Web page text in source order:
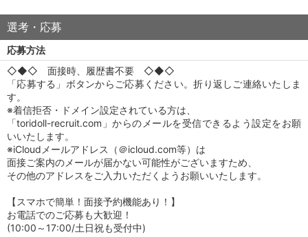
選考・応募
応募方法
◇◆◇ 面接時、履歴書不要 ◇◆◇
「応募する」ボタンからご応募ください。折り返しご連絡いたしま
す。
※着信拒否・ドメイン設定されている方は、
「toridoll-recruit.com」からのメールを受信できるよう設定をお願
いいたします。
※iCloudメールアドレス（＠icloud.com等）は
面接ご案内のメールが届かない可能性がございますため、
その他のアドレスをご入力いただくようお願いいたします。
【スマホで簡単！面接予約機能あり！】
お電話でのご応募も大歓迎！
(10:00～17:00/土日祝も受付中)